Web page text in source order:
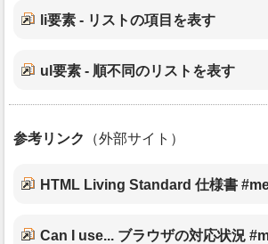
li要素 - リストの項目を表す
ul要素 - 順不同のリストを表す
参考リンク （外部サイト）
HTML Living Standard 仕様書
Can I use... ブラウザの対応状況